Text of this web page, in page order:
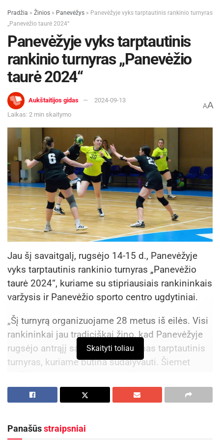
Pradžia » Žinios » Panevėžys » Panevėžyje vyks tarptautinis rankinio turnyras
„Panevėžio taurė 2024“
Panevėžyje vyks tarptautinis
rankinio turnyras „Panevėžio
taurė 2024“
Aukštaitijos gidas
2024-09-13
Laikas: 2 min skaitymo
AA
Jau šį savaitgalį, rugsėjo 14-15 d., Panevėžyje
vyks tarptautinis rankinio turnyras „Panevėžio
taurė 2024“, kuriame su stipriausiais rankininkais
varžysis ir Panevėžio sporto centro ugdytiniai.
„Šį turnyrą organizuojame 28 metus iš eilės. Visi
rankininkai jau tradiciškai žino, kad Panevėžyje
rugsėjo antrąjį savaitgalį rengiamas tarptautinis
turnyras, kuriame būtina sudalyvauti. Šiemet
varžybos vyks keturiose sporto bazėse –
lengvosios atletikos manieže, rankinio sporto
salėje, „Nevėžio“ komplekse ir futbolo
įsikūrusioje sporto salėje. Iš viso dalyvauti
Skaityti toliau
Panašūsstraipsniai